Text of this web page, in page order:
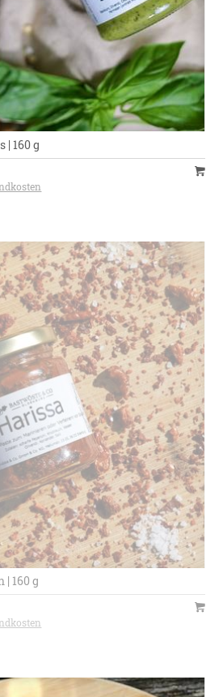
| 160 g
| 160 g